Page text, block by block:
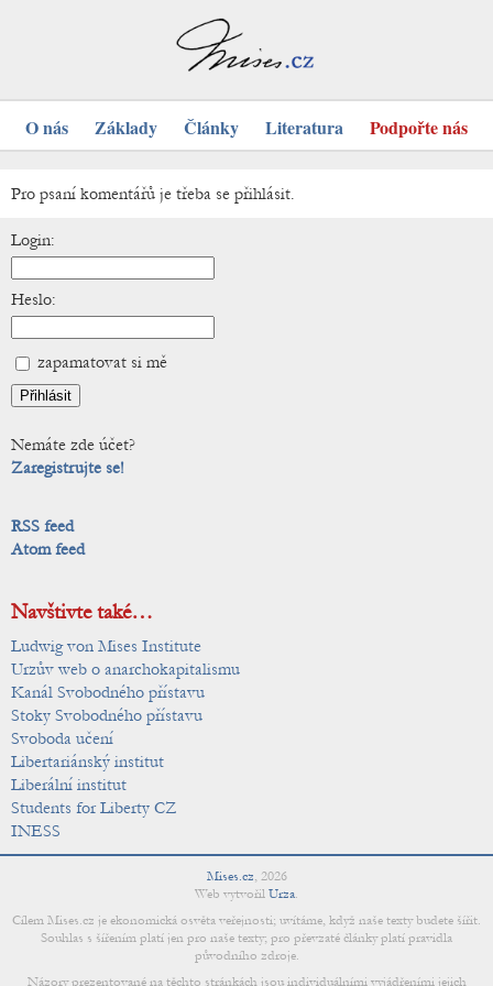
O nás Základy Články Literatura Podpořte nás
Pro psaní komentářů je třeba se přihlásit.
Login:
Heslo:
zapamatovat si mě
Nemáte zde účet?
Zaregistrujte se!
RSS feed
Atom feed
Navštivte také…
Ludwig von Mises Institute
Urzův web o anarchokapitalismu
Kanál Svobodného přístavu
Stoky Svobodného přístavu
Svoboda učení
Libertariánský institut
Liberální institut
Students for Liberty CZ
INESS
Mises.cz, 2026
Web vytvořil Urza.
Cílem Mises.cz je ekonomická osvěta veřejnosti; uvítáme, když naše texty budete šířit.
Souhlas s šířením platí jen pro naše texty; pro převzaté články platí pravidla
původního zdroje.
Názory prezentované na těchto stránkách jsou individuálními vyjádřeními jejich